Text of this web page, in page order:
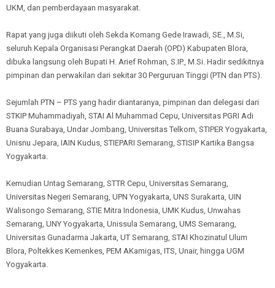
UKM, dan pemberdayaan masyarakat.
Rapat yang juga diikuti oleh Sekda Komang Gede Irawadi, SE., M.Si,
seluruh Kepala Organisasi Perangkat Daerah (OPD) Kabupaten Blora,
dibuka langsung oleh Bupati H. Arief Rohman, S.IP., M.Si. Hadir sedikitnya
pimpinan dan perwakilan dari sekitar 30 Perguruan Tinggi (PTN dan PTS).
Sejumlah PTN – PTS yang hadir diantaranya, pimpinan dan delegasi dari
STKIP Muhammadiyah, STAI Al Muhammad Cepu, Universitas PGRI Adi
Buana Surabaya, Undar Jombang, Universitas Telkom, STIPER Yogyakarta,
Unisnu Jepara, IAIN Kudus, STIEPARI Semarang, STISIP Kartika Bangsa
Yogyakarta.
Kemudian Untag Semarang, STTR Cepu, Universitas Semarang,
Universitas Negeri Semarang, UPN Yogyakarta, UNS Surakarta, UIN
Walisongo Semarang, STIE Mitra Indonesia, UMK Kudus, Unwahas
Semarang, UNY Yogyakarta, Unissula Semarang, UMS Semarang,
Universitas Gunadarma Jakarta, UT Semarang, STAI Khozinatul Ulum
Blora, Poltekkes Kemenkes, PEM AKamigas, ITS, Unair, hingga UGM
Yogyakarta.